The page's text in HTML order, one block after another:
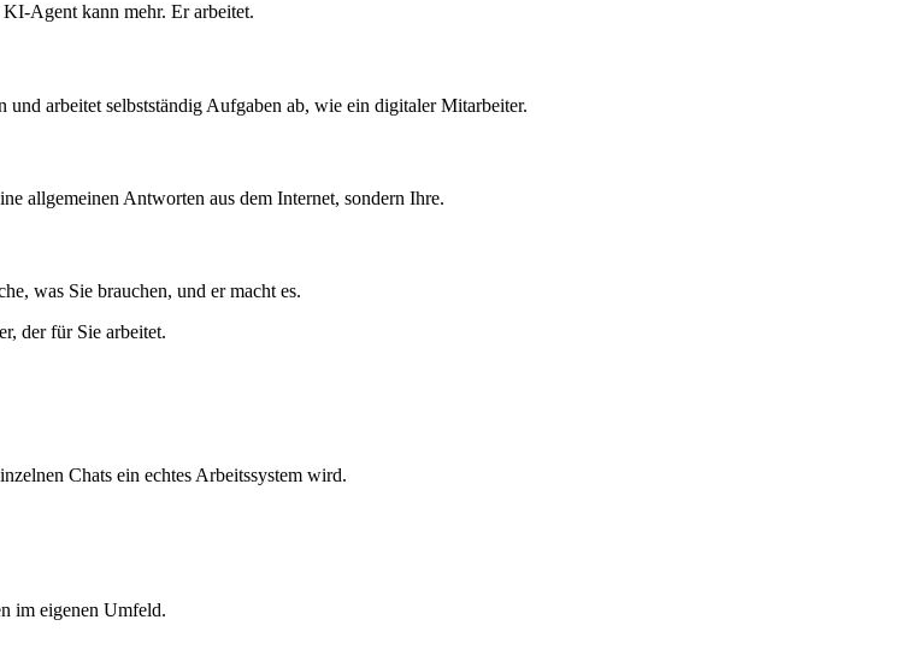
Agent kann mehr. Er arbeitet.
arbeitet selbstständig Aufgaben ab, wie ein digitaler Mitarbeiter.
allgemeinen Antworten aus dem Internet, sondern Ihre.
was Sie brauchen, und er macht es.
der für Sie arbeitet.
Chats ein echtes Arbeitssystem wird.
im eigenen Umfeld.